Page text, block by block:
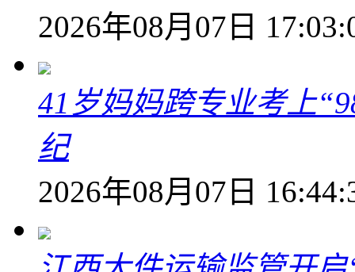
2026年08月07日
41岁妈妈跨专业考上
纪
2026年08月07日